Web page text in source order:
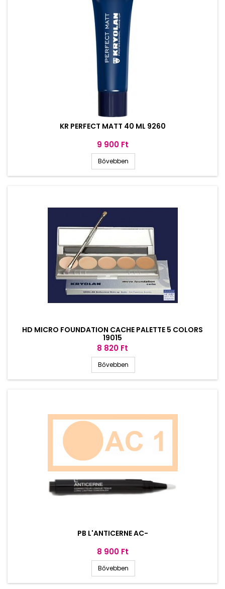
KR PERFECT MATT 40 ML 9260
Ár
9 900 Ft
Bővebben
HD MICRO FOUNDATION CACHE PALETTE 5 COLORS
19015
Ár
8 820 Ft
Bővebben
PB L'ANTICERNE AC-
Ár
8 900 Ft
Bővebben